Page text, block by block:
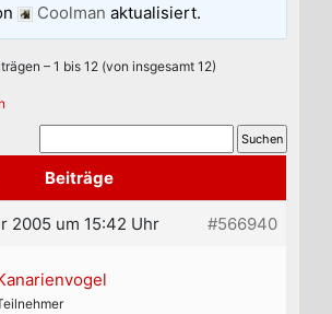
Coolman aktualisiert.
– 1 bis 12 (von insgesamt 12)
Beiträge
2005 um 15:42 Uhr #566940